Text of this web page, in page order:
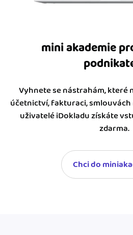
mini akademie
Vyhnete se nástrahám, které
účetnictví, fakturaci,
uživatelé iDokladu získáte
zdarma.
Chci do